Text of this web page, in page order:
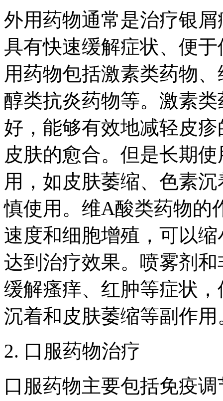
外用药物通常是治疗银
具有快速缓解症状、便
用药物包括激素类药物
醇类抗炎药物等。激素
好，能够有效地减轻皮
皮肤的愈合。但是长期
用，如皮肤萎缩、色素
慎使用。维A酸类药物的
速度和细胞增殖，可以
达到治疗效果。喷雾剂
缓解瘙痒、红肿等症状
沉着和皮肤萎缩等副作用
2. 口服药物治疗
口服药物主要包括免疫